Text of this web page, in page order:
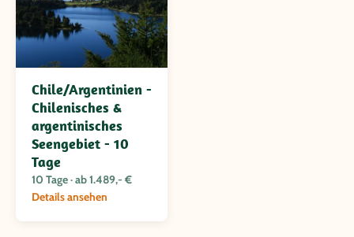
Chile/Argentinien -
Chilenisches &
argentinisches
Seengebiet - 10
Tage
10 Tage · ab 1.489,- €
Details ansehen